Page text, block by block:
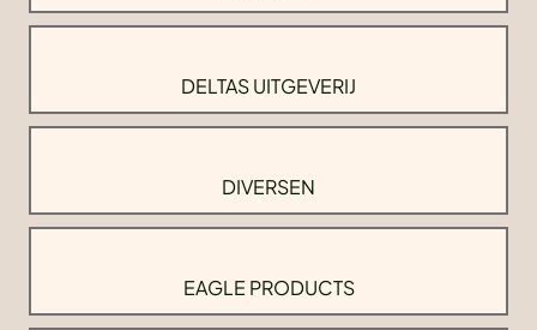
DELTAS UITGEVERIJ
DIVERSEN
EAGLE PRODUCTS